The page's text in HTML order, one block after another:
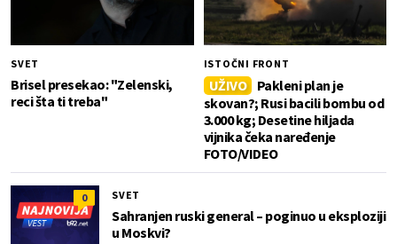
SVET
Brisel presekao: "Zelenski,
reci šta ti treba"
ISTOČNI FRONT
UŽIVO
Pakleni plan je
skovan?; Rusi bacili bombu od
3.000 kg; Desetine hiljada
vijnika čeka naređenje
FOTO/VIDEO
0 SVET
Sahranjen ruski general – poginuo u eksploziji
u Moskvi?